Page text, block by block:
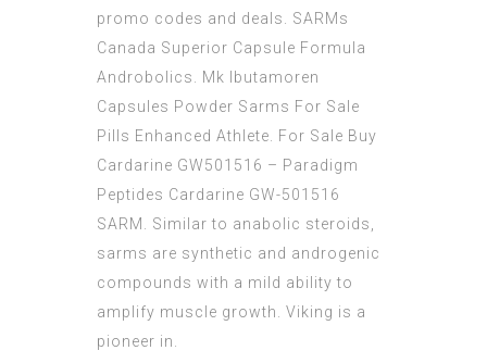
promo codes and deals. SARMs
Canada Superior Capsule Formula
Androbolics. Mk Ibutamoren
Capsules Powder Sarms For Sale
Pills Enhanced Athlete. For Sale Buy
Cardarine GW501516 – Paradigm
Peptides Cardarine GW-501516
SARM. Similar to anabolic steroids,
sarms are synthetic and androgenic
compounds with a mild ability to
amplify muscle growth. Viking is a
pioneer in.